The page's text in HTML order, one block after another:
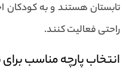
تابستان هستند و به کودکان
راحتی فعالیت کنند.
انتخاب پارچه مناسب برای